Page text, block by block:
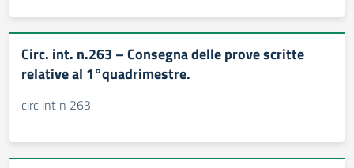
Circ. int. n.263 – Consegna delle prove scritte
relative al 1°quadrimestre.
circ int n 263